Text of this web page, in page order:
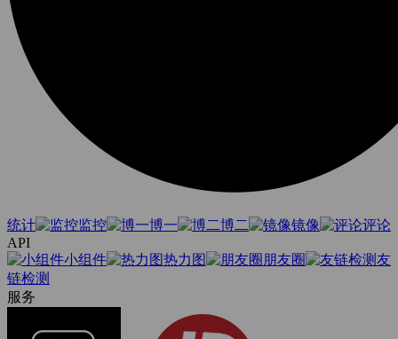
统计 监控 博一 博二 镜像
评论
API
小组件
热力图 朋友圈
友
链检测
服务